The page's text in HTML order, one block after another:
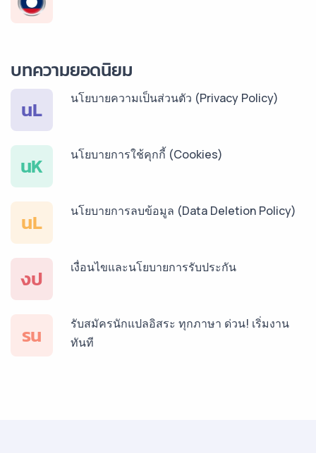
บริการรับแปลภาษากัมพูชา ราคาเริ่มต้น 150฿
บริการรับแปลภาษาเวียดนาม ราคาเริ่มต้น 150฿
บริการรับแปลภาษาฝรั่งเศส ราคาเริ่มต้น 150฿
บริการรับแปลภาษาสเปน ราคาเริ่มต้น 150฿
บริการรับแปลภาษาเยอรมัน ราคาเริ่มต้น 150฿
บทความยอดนิยม
นL นโยบายความเป็นส่วนตัว (Privacy Policy)
นK นโยบายการใช้คุกกี้ (Cookies)
นL นโยบายการลบข้อมูล (Data Deletion Policy)
งป เงื่อนไขและนโยบายการรับประกัน
รน
รับสมัครนักแปลอิสระ ทุกภาษา ด่วน! เริ่มงาน
ทันที